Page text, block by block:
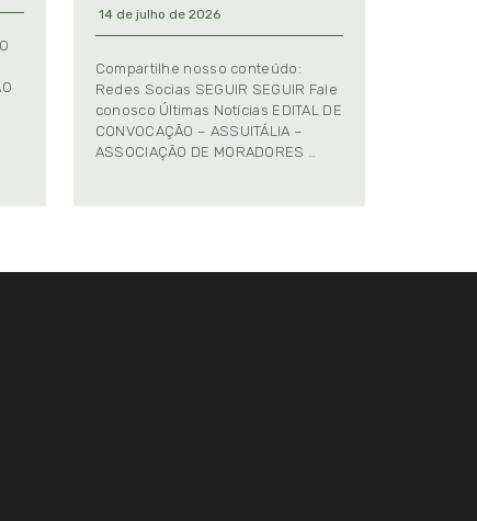
14 de julho de 2026
Compartilhe nosso conteúdo:
Redes Socias SEGUIR SEGUIR Fale
conosco Últimas Notícias EDITAL DE
CONVOCAÇÃO – ASSUITÁLIA –
ASSOCIAÇÃO DE MORADORES …